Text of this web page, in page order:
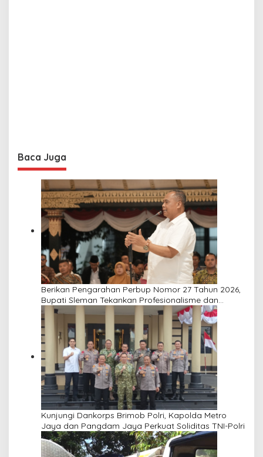
Baca Juga
Berikan Pengarahan Perbup Nomor 27 Tahun 2026,
Bupati Sleman Tekankan Profesionalisme dan
Pelayanan Masyarakat
Kunjungi Dankorps Brimob Polri, Kapolda Metro
Jaya dan Pangdam Jaya Perkuat Soliditas TNI-Polri